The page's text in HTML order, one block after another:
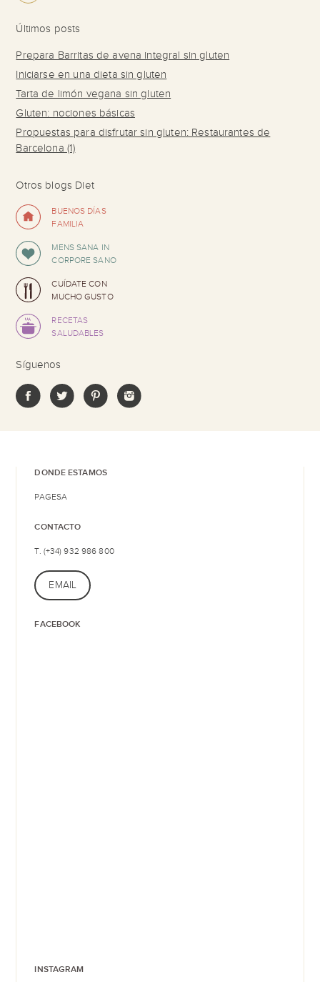
Últimos posts
Prepara Barritas de avena integral sin gluten
Iniciarse en una dieta sin gluten
Tarta de limón vegana sin gluten
Gluten: nociones básicas
Propuestas para disfrutar sin gluten: Restaurantes de
Barcelona (1)
Otros blogs Diet
BUENOS DÍAS
FAMILIA
MENS SANA IN
CORPORE SANO
CUÍDATE CON
MUCHO GUSTO
RECETAS
SALUDABLES
Síguenos
DONDE ESTAMOS
PAGESA
CONTACTO
T. (+34) 932 986 800
EMAIL
FACEBOOK
INSTAGRAM